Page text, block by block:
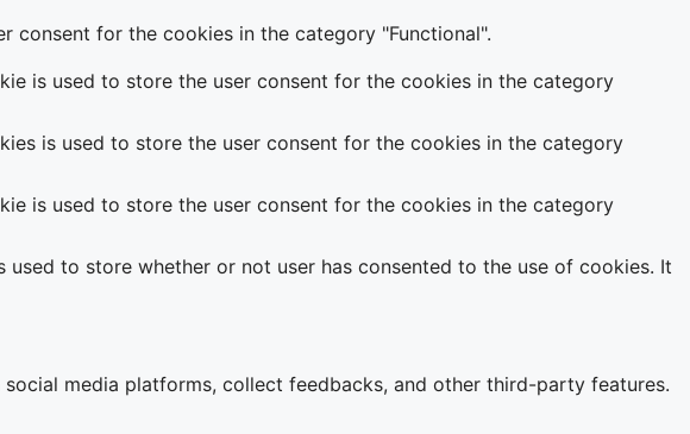
consent for the cookies in the category "Functional".
is used to store the user consent for the cookies in the category
is used to store the user consent for the cookies in the category
is used to store the user consent for the cookies in the category
to store whether or not user has consented to the use of cookies. It
media platforms, collect feedbacks, and other third-party features.